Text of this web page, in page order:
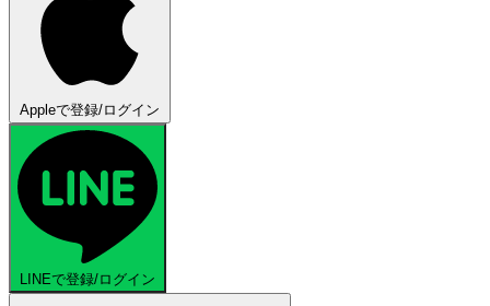
Appleで登録/ログイン
LINEで登録/ログイン